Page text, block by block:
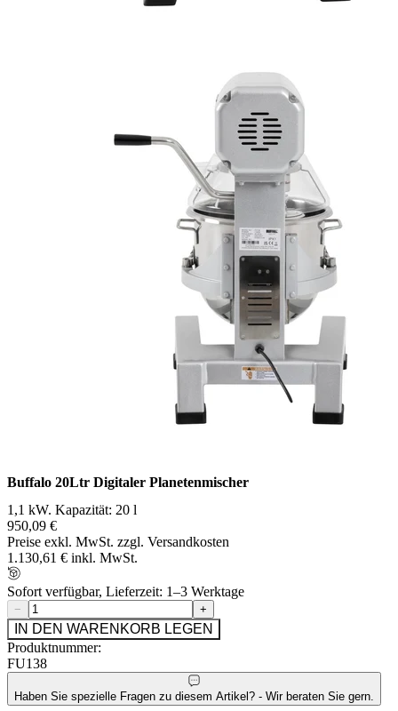
Buffalo 20Ltr Digitaler Planetenmischer
1,1 kW. Kapazität: 20 l
950,09 €
Preise exkl. MwSt. zzgl. Versandkosten
1.130,61 € inkl. MwSt.
Sofort verfügbar, Lieferzeit: 1–3 Werktage
− +
IN DEN WARENKORB LEGEN
Produktnummer:
FU138
Haben Sie spezielle Fragen zu diesem Artikel? - Wir beraten Sie gern.